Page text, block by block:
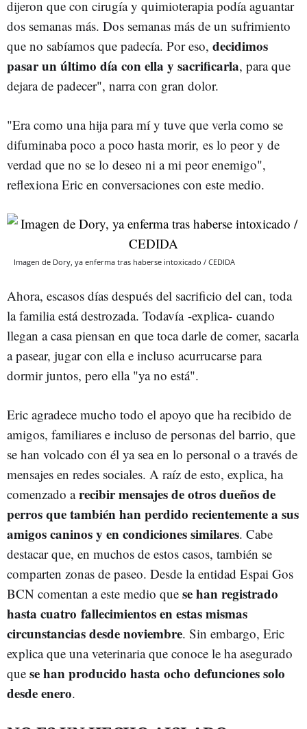
dijeron que con cirugía y quimioterapia podía aguantar
dos semanas más. Dos semanas más de un sufrimiento
que no sabíamos que padecía. Por eso, decidimos
pasar un último día con ella y sacrificarla, para que
dejara de padecer", narra con gran dolor.
"Era como una hija para mí y tuve que verla como se
difuminaba poco a poco hasta morir, es lo peor y de
verdad que no se lo deseo ni a mi peor enemigo",
reflexiona Eric en conversaciones con este medio.
Imagen de Dory, ya enferma tras haberse intoxicado / CEDIDA
Ahora, escasos días después del sacrificio del can, toda
la familia está destrozada. Todavía -explica- cuando
llegan a casa piensan en que toca darle de comer, sacarla
a pasear, jugar con ella e incluso acurrucarse para
dormir juntos, pero ella "ya no está".
Eric agradece mucho todo el apoyo que ha recibido de
amigos, familiares e incluso de personas del barrio, que
se han volcado con él ya sea en lo personal o a través de
mensajes en redes sociales. A raíz de esto, explica, ha
comenzado arecibir mensajes de otros dueños de
perros que también han perdido recientemente a sus
amigos caninos y en condiciones similares. Cabe
destacar que, en muchos de estos casos, también se
comparten zonas de paseo. Desde la entidad Espai Gos
BCN comentan a este medio que se han registrado
hasta cuatro fallecimientos en estas mismas
circunstancias desde noviembre. Sin embargo, Eric
explica que una veterinaria que conoce le ha asegurado
que se han producido hasta ocho defunciones solo
desde enero.